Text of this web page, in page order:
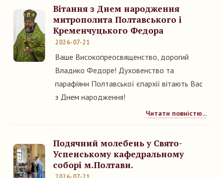
Вітання з Днем народження
митрополита Полтавського і
Кременчуцького Федора
2026-07-21
Ваше Високопреосвященство, дорогий
Владико Федоре! Духовенство та
парафіяни Полтавської єпархії вітають Вас
з Днем народження!
Читати повністю...
Подячний молебень у Свято-
Успенському кафедральному
соборі м.Полтави.